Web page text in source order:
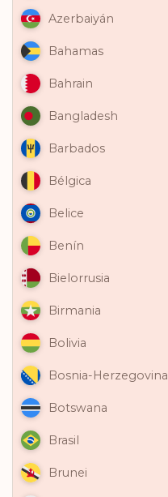
Azerbaiyán
Bahamas
Bahrain
Bangladesh
Barbados
Bélgica
Belice
Benín
Bielorrusia
Birmania
Bolivia
Bosnia-Herzegovina
Botswana
Brasil
Brunei